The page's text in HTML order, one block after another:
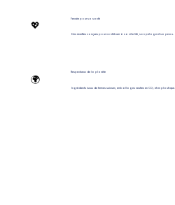
💖
Pensée pour sa santé
Des recettes conçues pour contribuer à sa vitalité, son pelage et sa peau.
🌍
Respectueux de la planète
Ingrédients issus de fermes suisses, emballages neutres en CO₂ et en plastique.